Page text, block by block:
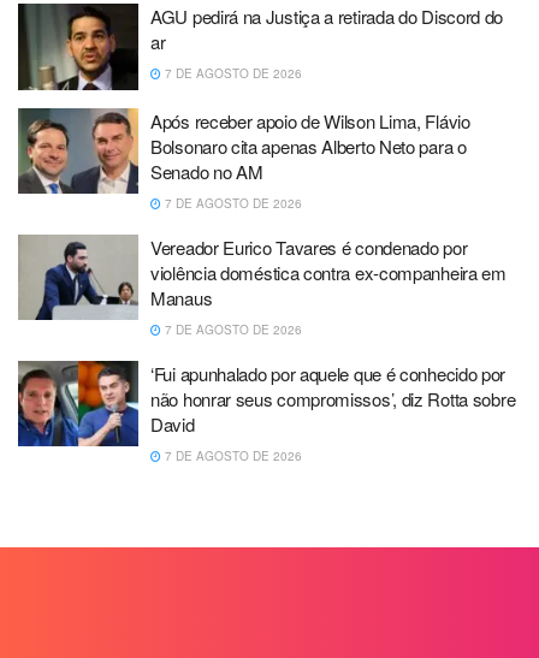
AGU pedirá na Justiça a retirada do Discord do
ar
7 DE AGOSTO DE 2026
Após receber apoio de Wilson Lima, Flávio
Bolsonaro cita apenas Alberto Neto para o
Senado no AM
7 DE AGOSTO DE 2026
Vereador Eurico Tavares é condenado por
violência doméstica contra ex-companheira em
Manaus
7 DE AGOSTO DE 2026
‘Fui apunhalado por aquele que é conhecido por
não honrar seus compromissos’, diz Rotta sobre
David
7 DE AGOSTO DE 2026